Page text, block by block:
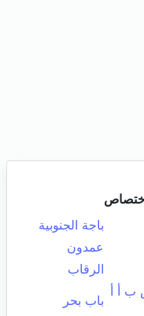
باجة الجنوبية
عمدون
الرقاب
ب أ أ
باب بحر